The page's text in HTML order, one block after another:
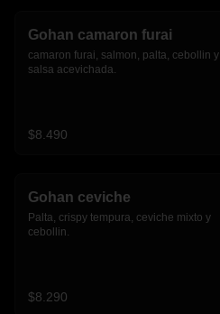
Gohan camaron furai
camaron furai, salmon, palta, cebollin y
salsa acevichada.
$8.490
Gohan ceviche
Palta, crispy tempura, ceviche mixto y
cebollin.
$8.290